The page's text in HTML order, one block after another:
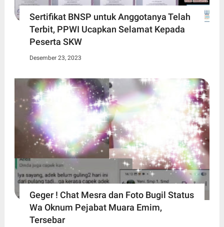
Sertifikat BNSP untuk Anggotanya Telah
Terbit, PPWI Ucapkan Selamat Kepada
Peserta SKW
Desember 23, 2023
Geger ! Chat Mesra dan Foto Bugil Status
Wa Oknum Pejabat Muara Emim,
Tersebar